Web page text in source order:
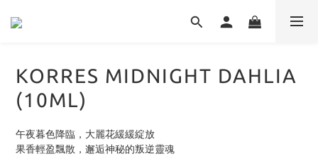
KORRES MIDNIGHT DAHLIA
(10ML)
午夜暮色降臨，大麗花緩緩綻放
果香輕盈飄散，邂逅神秘的叛逆靈魂